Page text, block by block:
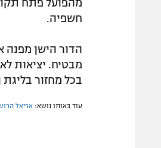
מהפועל פתח
חשפיה.
הדור הישן מפנה
מבטיח. יציאות
בכל מחזור בליגת
עוד באותו נושא: אריאל